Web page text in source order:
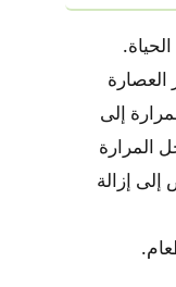
إلى
المرارة
إزالة